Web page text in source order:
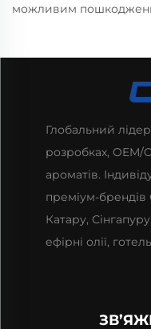
можливим
Глобальний
розробках, OEM/
ароматів.
преміум-
Катару,
ефірні олії,